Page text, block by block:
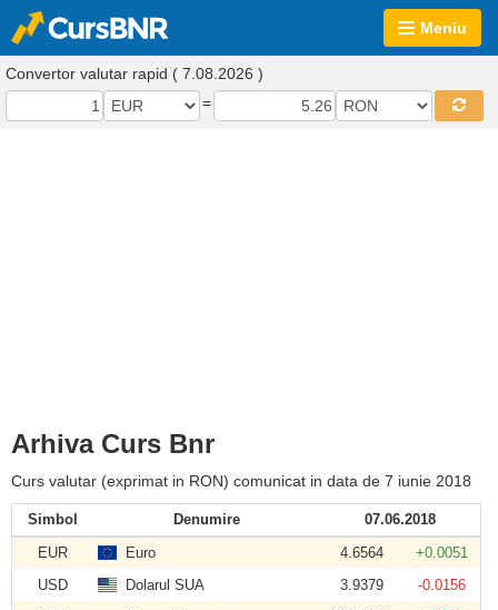
Meniu
Convertor valutar rapid ( 7.08.2026 )
=
Arhiva Curs Bnr
Curs valutar (exprimat in RON) comunicat in data de 7 iunie 2018
Simbol Denumire
07.06.2018
EUR
Euro 4.6564
+0.0051
USD
Dolarul SUA 3.9379
-0.0156